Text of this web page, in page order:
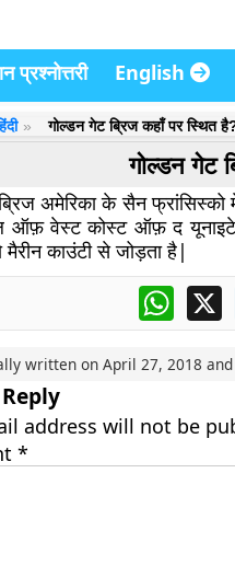
प्रश्नोत्तरी English
गोल्डन गेट ब्रिज कहाँ पर स्थित
गोल्डन गेट
अमेरिका के सैन
ऑफ़ वेस्ट कोस्ट ऑफ़ द
मैरीन काउंटी से जोड़ता है|
X
written on April 27, 2018
address will not be
*